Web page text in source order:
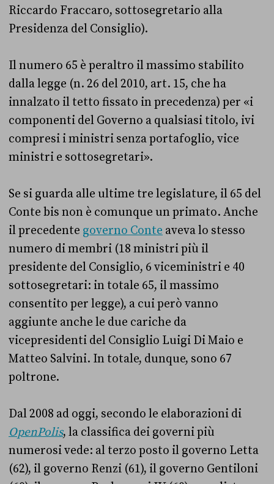
Riccardo Fraccaro, sottosegretario alla
Presidenza del Consiglio).
Il numero 65 è peraltro il massimo stabilito
dalla legge (n. 26 del 2010, art. 15, che ha
innalzato il tetto fissato in precedenza) per «i
componenti del Governo a qualsiasi titolo, ivi
compresi i ministri senza portafoglio, vice
ministri e sottosegretari».
Se si guarda alle ultime tre legislature, il 65 del
Conte bis non è comunque un primato. Anche
il precedente governo Conte aveva lo stesso
numero di membri (18 ministri più il
presidente del Consiglio, 6 viceministri e 40
sottosegretari: in totale 65, il massimo
consentito per legge), a cui però vanno
aggiunte anche le due cariche da
vicepresidenti del Consiglio Luigi Di Maio e
Matteo Salvini. In totale, dunque, sono 67
poltrone.
Dal 2008 ad oggi, secondo le elaborazioni di
OpenPolis, la classifica dei governi più
numerosi vede: al terzo posto il governo Letta
(62), il governo Renzi (61), il governo Gentiloni